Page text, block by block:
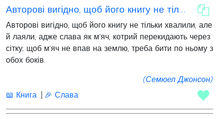
Авторові вигідно, щоб його книгу не тільки хвалили
Авторові вигідно, щоб його книгу не тільки хвалили, але
й лаяли, адже слава як м'яч, котрий перекидають через
сітку; щоб м'яч не впав на землю, треба бити по ньому з
обох боків.
(Семюел Джонсон)
📖 Книга
🎉 Слава